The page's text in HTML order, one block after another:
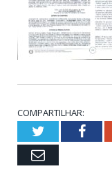
COMPARTILHAR:
Twitter
Email